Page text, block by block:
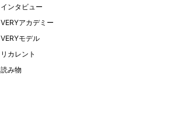
インタビュー
VERYアカデミー
VERYモデル
リカレント
読み物